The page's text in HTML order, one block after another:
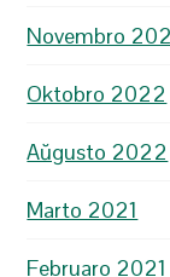
Novembro
Oktobro 2022
Aŭgusto 2022
Marto 2021
Februaro 2021